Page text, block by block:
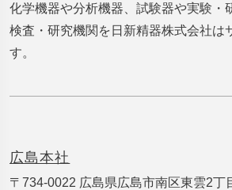
化学機器や分析機器、試験器や実験・
検査・研究機関を日新精器株式会社は
す。
広島本社
〒734-0022 広島県広島市南区東雲2丁